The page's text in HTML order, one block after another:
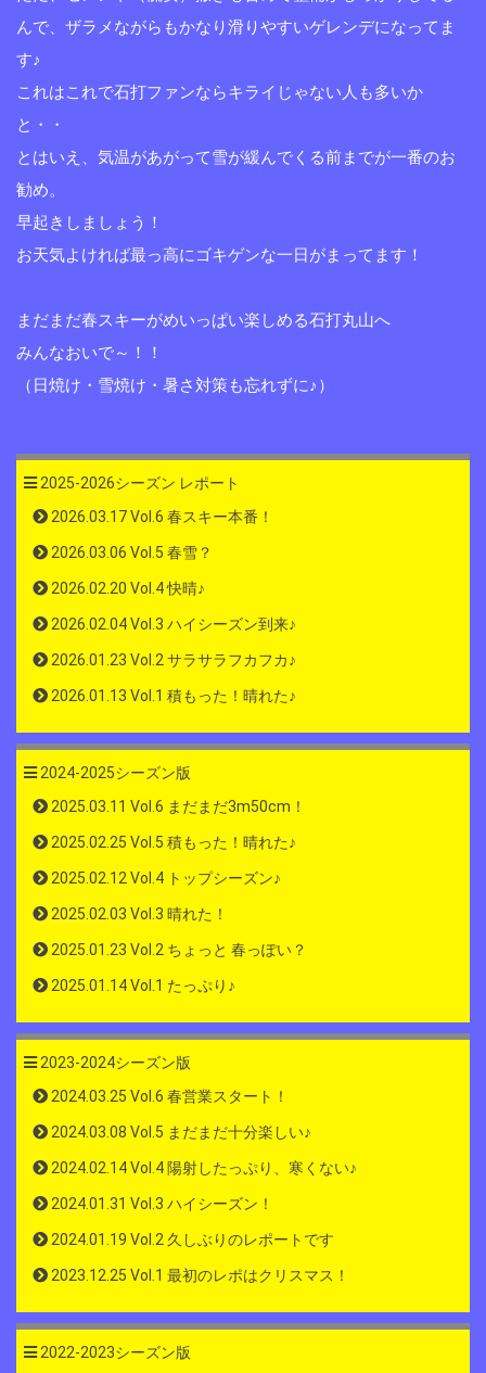
んで、ザラメながらもかなり滑りやすいゲレンデになってま
す♪
これはこれで石打ファンならキライじゃない人も多いか
と・・
とはいえ、気温があがって雪が緩んでくる前までが一番のお
勧め。
早起きしましょう！
お天気よければ最っ高にゴキゲンな一日がまってます！
まだまだ春スキーがめいっぱい楽しめる石打丸山へ
みんなおいで～！！
（日焼け・雪焼け・暑さ対策も忘れずに♪）
2025-2026シーズン レポート
2026.03.17 Vol.6 春スキー本番！
2026.03.06 Vol.5 春雪？
2026.02.20 Vol.4 快晴♪
2026.02.04 Vol.3 ハイシーズン到来♪
2026.01.23 Vol.2 サラサラフカフカ♪
2026.01.13 Vol.1 積もった！晴れた♪
2024-2025シーズン版
2025.03.11 Vol.6 まだまだ3m50cm！
2025.02.25 Vol.5 積もった！晴れた♪
2025.02.12 Vol.4 トップシーズン♪
2025.02.03 Vol.3 晴れた！
2025.01.23 Vol.2 ちょっと 春っぽい？
2025.01.14 Vol.1 たっぷり♪
2023-2024シーズン版
2024.03.25 Vol.6 春営業スタート！
2024.03.08 Vol.5 まだまだ十分楽しい♪
2024.02.14 Vol.4 陽射したっぷり、寒くない♪
2024.01.31 Vol.3 ハイシーズン！
2024.01.19 Vol.2 久しぶりのレポートです
2023.12.25 Vol.1 最初のレポはクリスマス！
2022-2023シーズン版